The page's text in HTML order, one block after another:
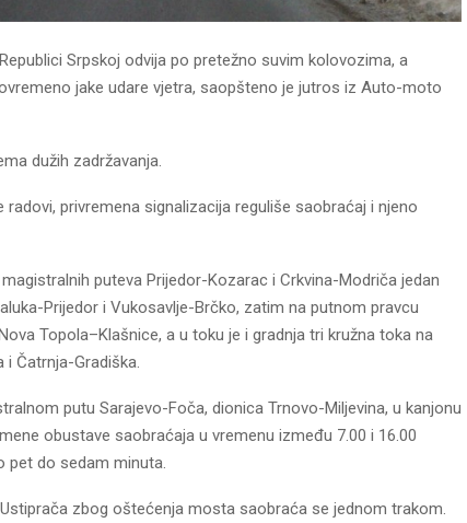
Srpskoj odvija po pretežno suvim kolovozima, a
jake udare vjetra, saopšteno je jutros iz Auto-moto
dužih zadržavanja.
privremena signalizacija reguliše saobraćaj i njeno
puteva Prijedor-Kozarac i Crkvina-Modriča jedan
Prijedor i Vukosavlje-Brčko, zatim na putnom pravcu
Topola–Klašnice, a u toku je i gradnja tri kružna toka na
Čatrnja-Gradiška.
putu Sarajevo-Foča, dionica Trnovo-Miljevina, u kanjonu
obustave saobraćaja u vremenu između 7.00 i 16.00
pet do sedam minuta.
zbog oštećenja mosta saobraća se jednom trakom.